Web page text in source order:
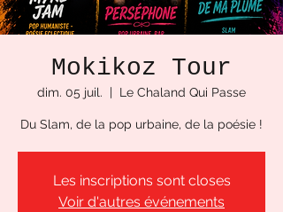
Mokikoz Tour
dim. 05 juil.
  |
Le Chaland Qui Passe
Du Slam, de la pop urbaine, de la poésie !
Les inscriptions sont closes
Voir d'autres événements